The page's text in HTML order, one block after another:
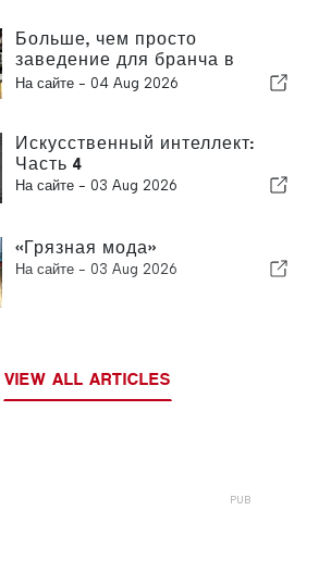
Больше, чем просто
заведение для бранча в
Алгарве
На сайте - 04 Aug 2026
Искусственный интеллект:
Часть 4
На сайте - 03 Aug 2026
«Грязная мода»
На сайте - 03 Aug 2026
VIEW ALL ARTICLES